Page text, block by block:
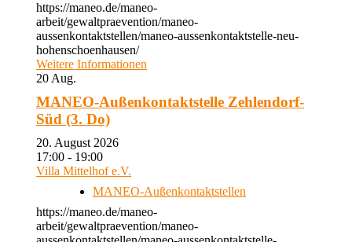
https://maneo.de/maneo-
arbeit/gewaltpraevention/maneo-
aussenkontaktstellen/maneo-aussenkontaktstelle-neu-
hohenschoenhausen/
Weitere Informationen
20 Aug.
MANEO-Außenkontaktstelle Zehlendorf-
Süd (3. Do)
20. August 2026
17:00 - 19:00
Villa Mittelhof e.V.
MANEO-Außenkontaktstellen
https://maneo.de/maneo-
arbeit/gewaltpraevention/maneo-